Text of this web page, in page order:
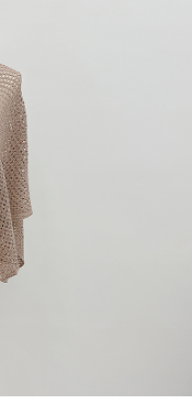
度並採取法律行動。